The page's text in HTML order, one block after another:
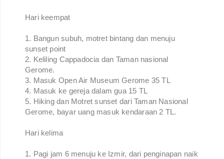
Hari keempat
1. Bangun subuh, motret bintang dan menuju
sunset point
2. Keliling Cappadocia dan Taman nasional
Gerome.
3. Masuk Open Air Museum Gerome 35 TL
4. Masuk ke gereja dalam gua 15 TL
5. Hiking dan Motret sunset dari Taman Nasional
Gerome, bayar uang masuk kendaraan 2 TL.
Hari kelima
1. Pagi jam 6 menuju ke Izmir, dari penginapan naik